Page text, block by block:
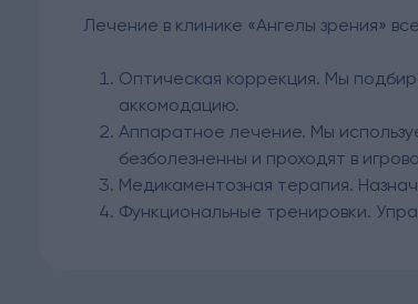
Лечение в клинике «Ангелы зрения»
Оптическая коррекция. Мы
аккомодацию.
Аппаратное лечение. Мы
безболезненны и проходят в
Медикаментозная терапия.
Функциональные тренировки.